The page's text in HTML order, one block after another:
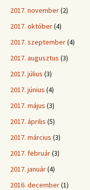
2017. november(2)
2017. október(4)
2017. szeptember(4)
2017. augusztus (3)
2017. július (3)
2017. június (4)
2017. május (3)
2017. április (5)
2017. március (3)
2017. február(3)
2017. január(4)
2016. december(1)